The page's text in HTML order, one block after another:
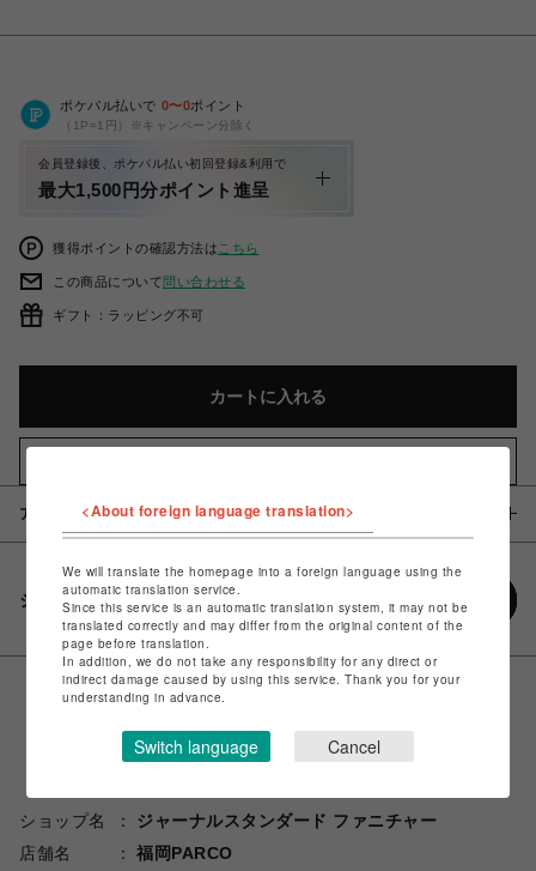
ポケパル払いで 0〜0ポイント
（1P=1円）※キャンペーン分除く
会員登録後、ポケパル払い初回登録&利用で
最大1,500円分ポイント進呈
獲得ポイントの確認方法は こちら
この商品について問い合わせる
ギフト：ラッピング不可
カートに入れる
アイテム説明 / 素材
シェアする
ショップ名
ジャーナルスタンダード ファニチャー
店舗名
福岡PARCO
<About foreign language translation>
We will translate the homepage into a foreign language using the
automatic translation service.
Since this service is an automatic translation system, it may not be
translated correctly and may differ from the original content of the
page before translation.
In addition, we do not take any responsibility for any direct or
indirect damage caused by using this service. Thank you for your
understanding in advance.
Switch language Cancel